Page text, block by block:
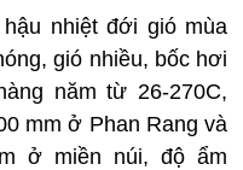
nhiệt đới gió mùa
gió nhiều, bốc hơi
năm từ 26-270C,
mm ở Phan Rang và
ở miền núi, độ ẩm